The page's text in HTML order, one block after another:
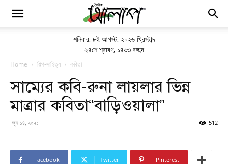
শনিবার, ৮ই আগস্ট, ২০২৬ খ্রিস্টাব্দ
২৪শে শ্রাবণ, ১৪৩৩ বঙ্গাব্দ
Home শিল্প-সাহিত্য কবিতা
সাম্যের কবি-রুনা লায়লার ভিন্ন
মাত্রার কবিতা“বাড়িওয়ালা”
জুন ১৪, ২০২১ 512
Facebook Twitter Pinterest